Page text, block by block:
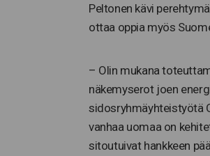
Peltonen kävi
ottaa oppia myös
– Olin mukana
näkemyserot joen
sidosryhmäyhteistyötä
vanhaa uomaa on
sitoutuivat hankkeen